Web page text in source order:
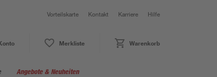
Vorteilskarte Kontakt Karriere Hilfe
Merkliste Warenkorb
Angebote & Neuheiten